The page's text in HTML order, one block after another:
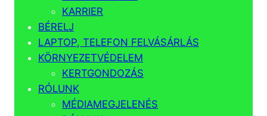
KARRIER
BÉRELJ
LAPTOP, TELEFON FELVÁSÁRLÁS
KÖRNYEZETVÉDELEM
KERTGONDOZÁS
RÓLUNK
MÉDIAMEGJELENÉS